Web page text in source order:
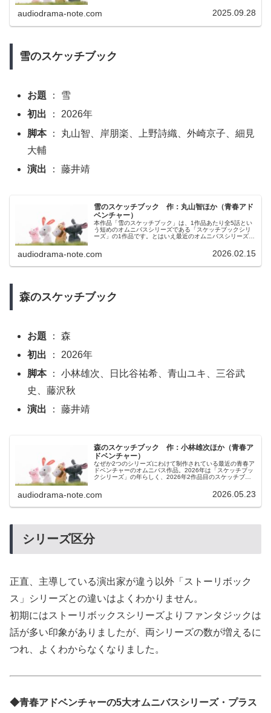
audiodrama-note.com 2025.09.28
雪のスケッチブック
お題 ： 雪
初出 ： 2026年
脚本： 丸山智、岸朋楽、上野詩織、外崎京子、細見
大輔
演出 ： 藤井靖
雪のスケッチブック 作：丸山智ほか（青春アド
ベンチャー）
本作品「雪のスケッチブック」は、1作品あたり全5話とい
う短めのオムニバスシリーズである「スケッチブックシリ
ーズ」の1作品です。とはいえ最近のオムニバスシリーズは
ーボックスシリーズ」も全5話と短め。昔の「不思議屋シリ
ーズ」など全10回の作品に比べるとボリューム感はありま
います。
audiodrama-note.com 2026.02.15
森のスケッチブック
お題 ： 森
初出 ： 2026年
脚本： 小林雄次、日比谷祐希、青山ユキ、三谷武
史、藤沢秋
演出 ： 藤井靖
森のスケッチブック 作：小林雄次ほか（青春ア
ドベンチャー）
なぜか2つのシリーズにわけて制作されている最近の青春ア
ドベンチャーのオムニバス作品。2026年は「スケッチブッ
クシリーズ」の年らしく、2026年2作品目のスケッチブッ
す。スケッチブックシリーズは「ソラ」とか「風」とか
「雨」とか「雪」とか頭上にあるものをテーマとしている
んなルールはないのかもしれません。
audiodrama-note.com 2026.05.23
シリーズ区分
正直、主導している演出家が違う以外「ストーリボック
ス」シリーズとの違いはよくわかりません。
初期にはストーリボックスシリーズよりファンタジックは
話が多い印象がありましたが、両シリーズの数が増えるに
つれ、よくわからなくなりました。
◆青春アドベンチャーの5大オムニバスシリーズ・プラス